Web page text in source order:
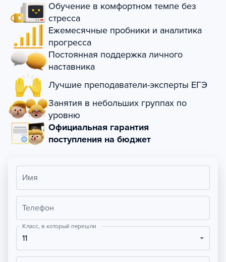
Обучение в комфортном темпе без
стресса
Ежемесячные пробники и аналитика
прогресса
Постоянная поддержка личного
наставника
Лучшие преподаватели-эксперты ЕГЭ
Занятия в небольших группах по
уровню
Официальная гарантия
поступления на бюджет
Имя
Телефон
Класс, в который перешли
11